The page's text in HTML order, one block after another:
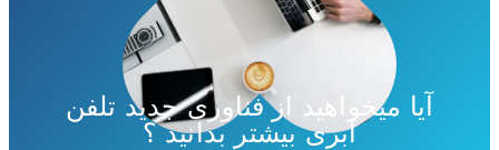
آیا میخواهید از فناوری جدید تلفن
ابری بیشتر بدانید ؟